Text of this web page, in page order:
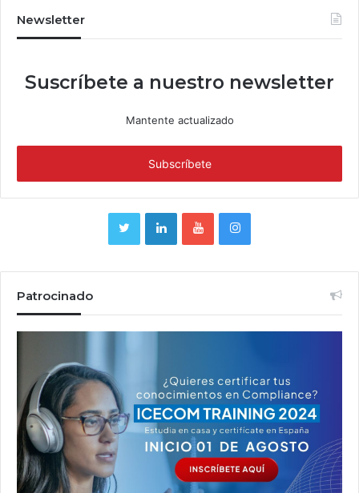
Newsletter
Suscríbete a nuestro newsletter
Mantente actualizado
Patrocinado